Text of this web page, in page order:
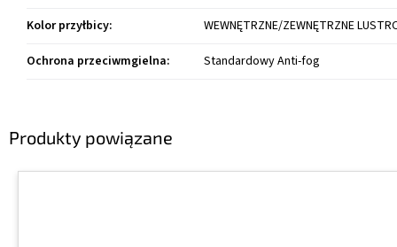
Produkty powiązane
Kolor przyłbicy:
WEWNĘTRZNE/ZEWNĘTRZNE
Ochrona przeciwmgielna: Standardowy Anti-fog